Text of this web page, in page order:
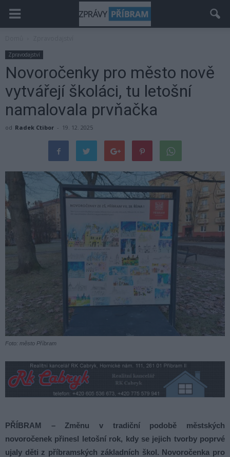
Zpravodajství
Novoročenky pro město nově
vytvářejí školáci, tu letošní
namalovala prvňačka
od Radek Ctibor - 19. 12. 2025
Foto: město Příbram
PŘÍBRAM – Změnu v tradiční podobě městských
novoročenek přinesl letošní rok, kdy se jejich tvorby poprvé
ujaly děti z příbramských základních škol. Novoročenka pro